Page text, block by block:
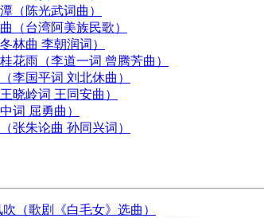
（陈光武词曲）
（台湾阿美族民歌）
林曲 李朝润词）
花雨（李道一词 曾腾芳曲）
李国平词 刘北休曲）
晓岭词 王同安曲）
词 屈勇曲）
张朱论曲 孙同兴词）
（歌剧《白毛女》选曲）